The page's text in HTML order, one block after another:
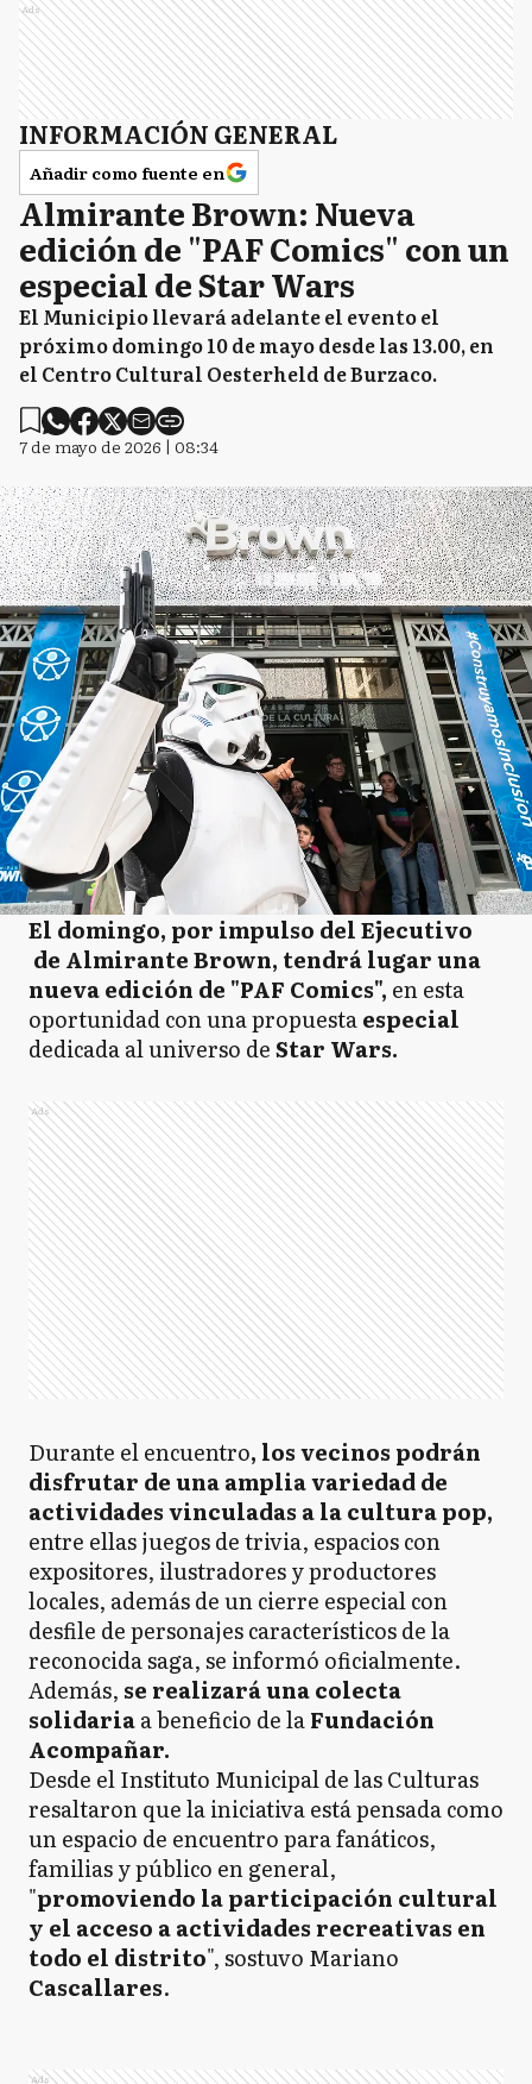
Ads
INFORMACIÓN GENERAL
Añadir como fuente en
Almirante Brown: Nueva
edición de "PAF Comics" con un
especial de Star Wars
El Municipio llevará adelante el evento el
próximo domingo 10 de mayo desde las 13.00, en
el Centro Cultural Oesterheld de Burzaco.
7 de mayo de 2026 | 08:34
El domingo, por impulso del Ejecutivo
de Almirante Brown, tendrá lugar una
nueva edición de "PAF Comics", en esta
oportunidad con una propuestaespecial
dedicada al universo deStar Wars.
Ads
Durante el encuentro, los vecinos podrán
disfrutar de una amplia variedad de
actividades vinculadas a la cultura pop,
entre ellas juegos de trivia, espacios con
expositores, ilustradores y productores
locales, además de un cierre especial con
desfile de personajes característicos de la
reconocida saga, se informó oficialmente.
Además, se realizará una colecta
solidariaa beneficio de laFundación
Acompañar.
Desde el Instituto Municipal de las Culturas
resaltaron que la iniciativa está pensada como
un espacio de encuentro para fanáticos,
familias y público en general,
"promoviendo la participación cultural
y el acceso a actividades recreativas en
todo el distrito", sostuvo Mariano
Cascallares.
Ads